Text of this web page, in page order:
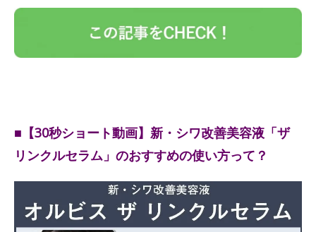
■【30秒ショート動画】新・シワ改善美容液「ザ
リンクルセラム」のおすすめの使い方って？